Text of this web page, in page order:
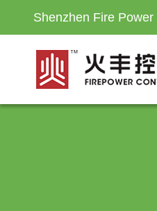
Shenzhen Fire